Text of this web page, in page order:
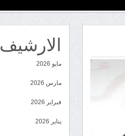
الارشيف
مايو 2026
مارس 2026
فبراير 2026
يناير 2026